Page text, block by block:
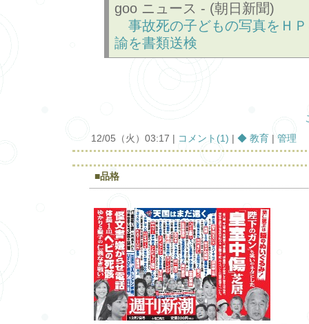
goo ニュース - (朝日新聞)
事故死の子どもの写真をＨ
諭を書類送検
12/05（火）03:17 | コメント(1) | ◆ 教育 |管理
■品格